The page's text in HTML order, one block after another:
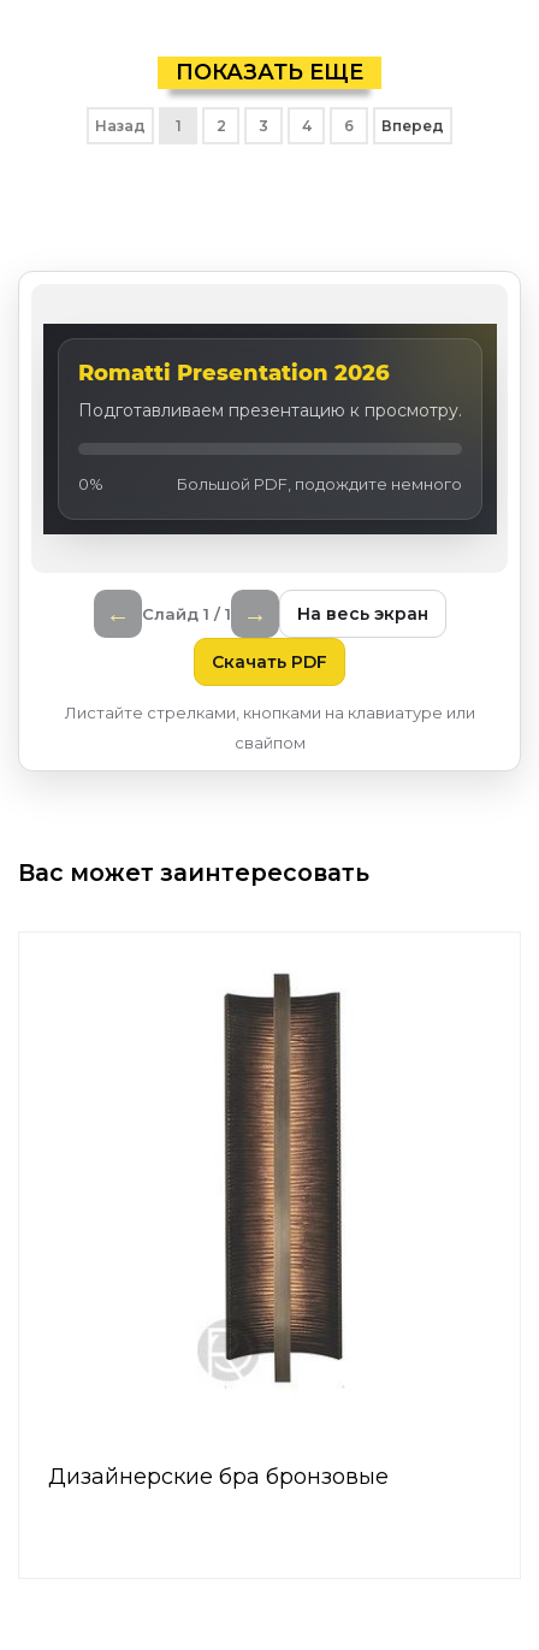
ПОКАЗАТЬ ЕЩЕ
Назад 1 2 3 4 6 Вперед
Romatti Presentation 2026
Подготавливаем презентацию к просмотру.
0% Большой PDF, подождите немного
← Слайд 1 / 1 → На весь экран
Скачать PDF
Листайте стрелками, кнопками на клавиатуре или
свайпом
Вас может заинтересовать
Дизайнерские бра бронзовые